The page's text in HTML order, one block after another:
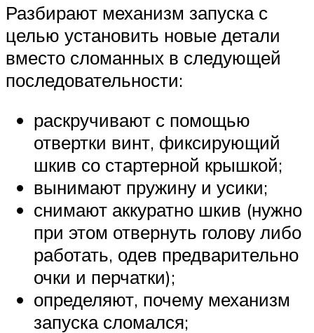
Разбирают механизм запуска с
целью установить новые детали
вместо сломанных в следующей
последовательности:
раскручивают с помощью
отвертки винт, фиксирующий
шкив со стартерной крышкой;
вынимают пружину и усики;
снимают аккуратно шкив (нужно
при этом отвернуть голову либо
работать, одев предварительно
очки и перчатки);
определяют, почему механизм
запуска сломался;